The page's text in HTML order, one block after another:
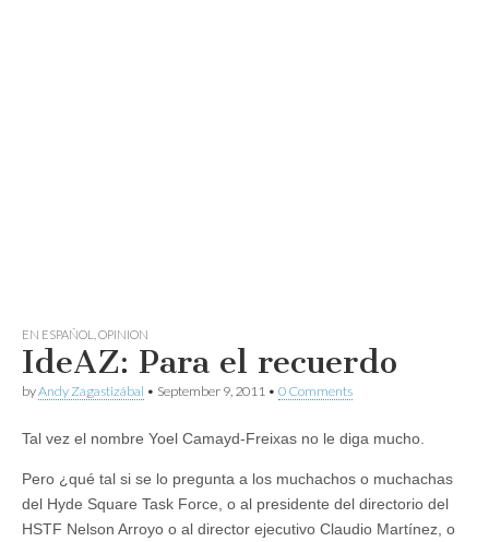
EN ESPAÑOL OPINION
IdeAZ: Para el recuerdo
byAndy Zagastizábal • September 9, 2011 • 0 Comments
Tal vez el nombre Yoel Camayd-Freixas no le diga mucho.
Pero ¿qué tal si se lo pregunta a los muchachos o muchachas
del Hyde Square Task Force, o al presidente del directorio del
HSTF Nelson Arroyo o al director ejecutivo Claudio Martínez, o